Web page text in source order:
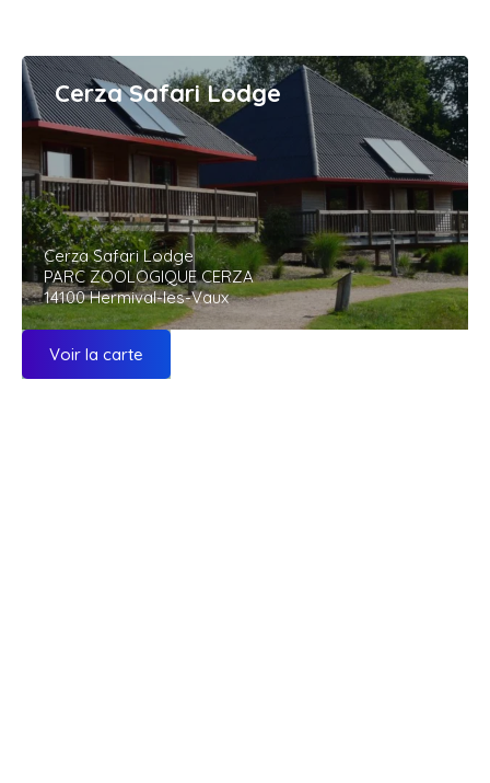
Cerza Safari Lodge
Cerza Safari Lodge
PARC ZOOLOGIQUE CERZA
14100 Hermival-les-Vaux
Voir la carte